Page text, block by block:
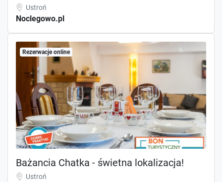
Ustroń
Noclegowo.pl
Rezerwacje online
Bażancia Chatka - świetna lokalizacja!
Ustroń